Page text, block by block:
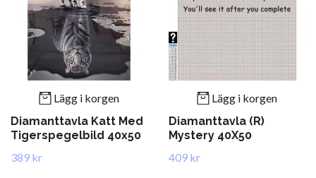
Lägg i korgen
Diamanttavla Katt Med
Tigerspegelbild 40x50
389 kr
Lägg i korgen
Diamanttavla (R)
Mystery 40X50
409 kr